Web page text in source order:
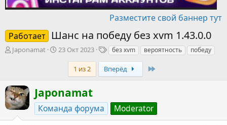
Разместите свой баннер тут
Работает
Шанс на победу без xvm 1.43.0.0
А
р
т
е
м
ы
Japonamat
Д
а
ч
а
л
23 Окт 2023
Т
г
и
без xvm вероятность победу
1 из 2 Вперёд
Japonamat
Команда форума Moderator